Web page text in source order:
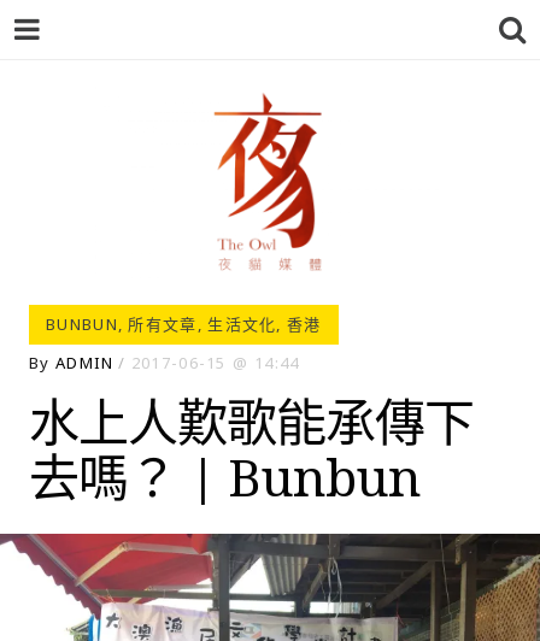
夜貓-THEOWL
BUNBUN,所有文章, 生活文化,香港
By ADMIN 2017-06-15 14:44
水上人歎歌能承傳下
去嗎？ | Bunbun